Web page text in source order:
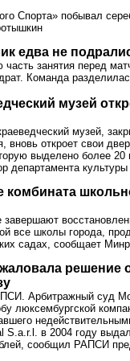
Спорта» побывал
едва не
часть занятия перед
Команда
музей
музей,
вновь откроет свои
выделено более
департамента
комбината
все школы города,
садах, сообщает
решение
Арбитражный суд
люксембургской
S.a.r.l. в 2004 году
сообщил РАПСИ